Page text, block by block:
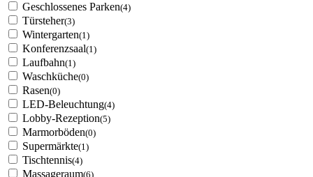
Geschlossenes Parken(4)
Türsteher(3)
Wintergarten(1)
Konferenzsaal(1)
Laufbahn(1)
Waschküche(0)
Rasen(0)
LED-Beleuchtung(4)
Lobby-Rezeption(5)
Marmorböden(0)
Supermärkte(1)
Tischtennis(4)
Massageraum(6)